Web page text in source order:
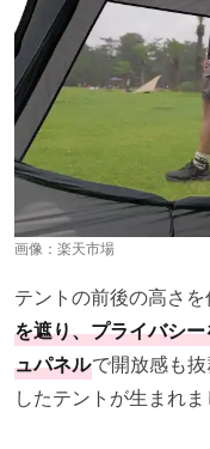
画像： 楽天市場
テントの前後の高さを
を遮り、プライバシ
ュパネルで開放感も
したテントが生まれま